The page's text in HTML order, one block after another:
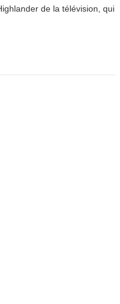
de la télévision, qui